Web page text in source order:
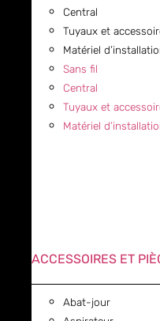
Central
Tuyaux et
Matériel
Sans fil
Central
Tuyaux et
Matériel
ACCESSOIRES ET
Abat-jour